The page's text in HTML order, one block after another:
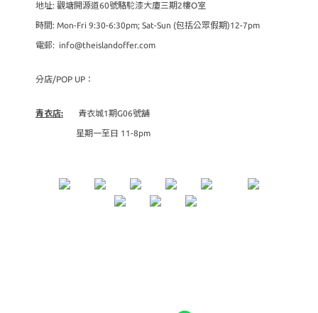
地址: 觀塘開源道60號駱駝漆大廈三期2樓O室
時間: Mon-Fri 9:30-6:30pm; Sat-Sun (包括公眾假期)12-7pm
電郵: info@theislandoffer.com
分店/POP UP：
青衣店: 青衣城1期G06號舖
星期一至日 11-8pm